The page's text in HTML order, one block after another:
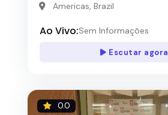
Americas, Brazil
Ao Vivo:Sem Informações
Escutar agora
0.0